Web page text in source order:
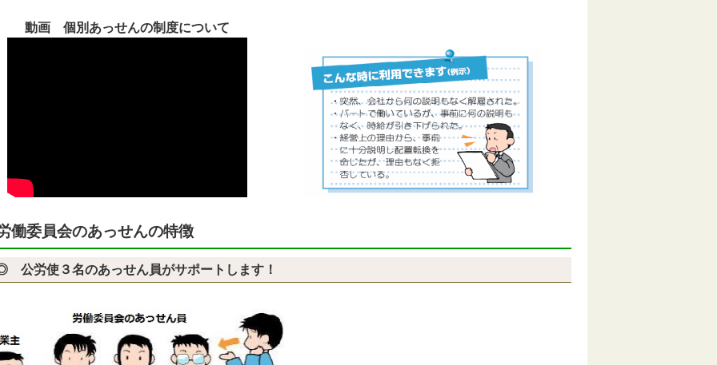
動画 個別あっせんの制度について
働委員会のあっせんの特徴
公労使３名のあっせん員がサポートします！